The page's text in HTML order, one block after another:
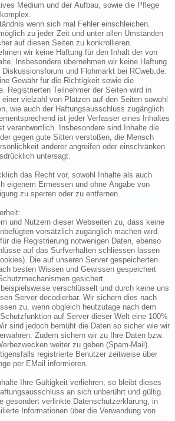
Medium und der Aufbau, sowie die Pflege
wenn sich mal Fehler einschleichen.
zu jeder Zeit und unter allen Umständen
auf diesen Seiten zu konkrollieren.
wir keine Haftung für den Inhalt der von
Insbesondere übernehmen wir keine Haftung
und Flohmarkt bei RCweb.de.
Gewähr für die Richtigkeit sowie die
Registrierten Teilnehmer der Seiten wird in
vielzahl von Plätzen auf den Seiten sowohl
wie auch der Haftungsausschluss zugänglich
ist jeder Verfasser eines Inhaltes
verantwortlich. Insbesondere sind Inhalte die
gegen gute Sitten verstoßen, die Mensch
anderer angreifen oder einschränken
untersagt.
das Recht vor, sowohl Inhalte als auch
eigenem Ermessen und ohne Angabe von
zu sperren oder zu entfernen.
und Nutzern dieser Webseiten zu, dass keine
vorsätzlich zugänglich machen wird.
die Registrierung notwenigen Daten, ebenso
auf das Surfverhalten schliessen lassen
Die auf unseren Server gespeicherten
besten Wissen und Gewissen gespeichert
gesichert.
verschlüsselt und durch keine uns
Server decodierbar. Wir sichern dies nach
zu, wenn obgleich heutzutage nach dem
auf Server dieser Welt eine 100%
sind jedoch bemüht die Daten so sicher wie wir
Zudem sichern wir zu Ihre Daten bzw.
weiter zu geben (Spam-Mail).
registrierte Benutzer zeitweise über
per EMail informieren.
Ihre Gültigkeit verliehren, so bleibt dieses
an sich unberührt und gültig.
gesondert verlinkte Datenschutzerklärung, in
Informationen über die Verwendung von